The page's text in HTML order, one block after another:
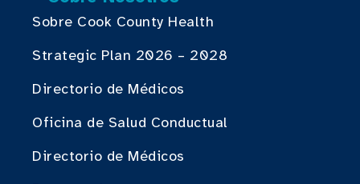
Sobre Cook County Health
Strategic Plan 2026 – 2028
Directorio de Médicos
Oficina de Salud Conductual
Directorio de Médicos